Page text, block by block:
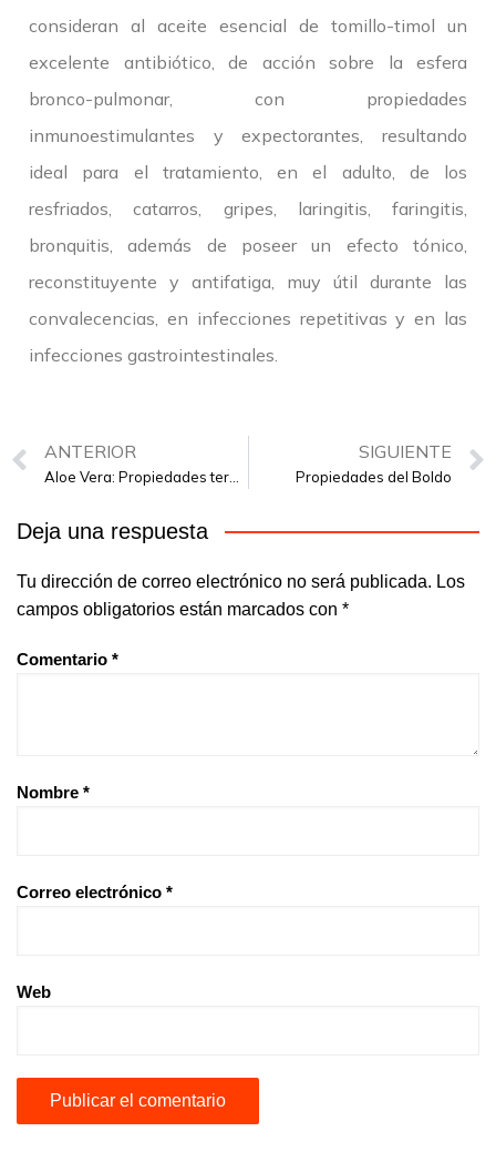
consideran al aceite esencial de tomillo-timol un
excelente antibiótico, de acción sobre la esfera
bronco-pulmonar, con propiedades
inmunoestimulantes y expectorantes, resultando
ideal para el tratamiento, en el adulto, de los
resfriados, catarros, gripes, laringitis, faringitis,
bronquitis, además de poseer un efecto tónico,
reconstituyente y antifatiga, muy útil durante las
convalecencias, en infecciones repetitivas y en las
infecciones gastrointestinales.
ANTERIOR SIGUIENTE
Propiedades del Boldo
Deja una respuesta
Tu dirección de correo electrónico no será publicada. Los
campos obligatorios están marcados con *
Comentario *
Nombre *
Correo electrónico *
Web